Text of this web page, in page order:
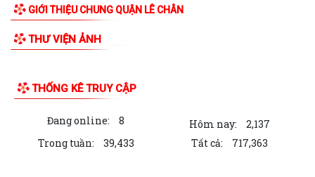
GIỚI THIỆU CHUNG QUẬN LÊ CHÂN
THƯ VIỆN ẢNH